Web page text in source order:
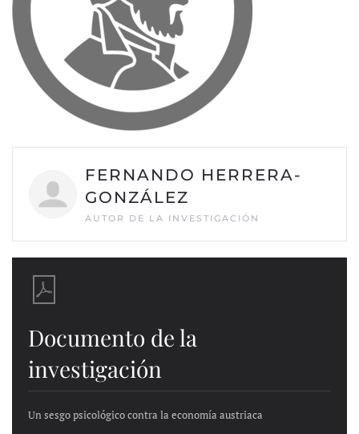
FERNANDO HERRERA-
GONZÁLEZ
AUTOR DE LA INVESTIGACIÓN
Documento de la
investigación
Un sesgo psicológico contra la economía austriaca